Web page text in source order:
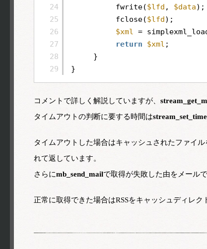
24
25
26
27
28
29
fwrite($lfd , $data);
fclose($lfd);
$xml =
return
$xml ;
}
}
コメントで詳しく解説していますが、
タイムアウトの判断に要する時間は
タイムアウトした場合はキャッシュされたファイ
れて返しています。
さらにmb_send_mailで取得が失敗した由をメール
正常に取得できた場合はRSSをキャッシュディレク